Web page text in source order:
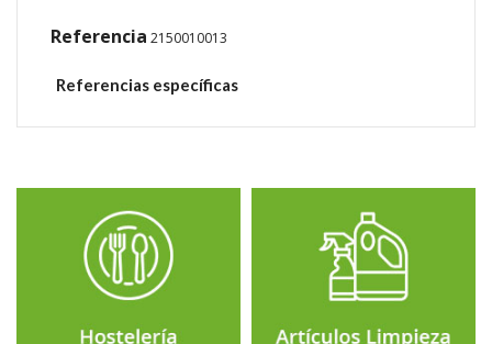
Referencia 2150010013
Referencias específicas